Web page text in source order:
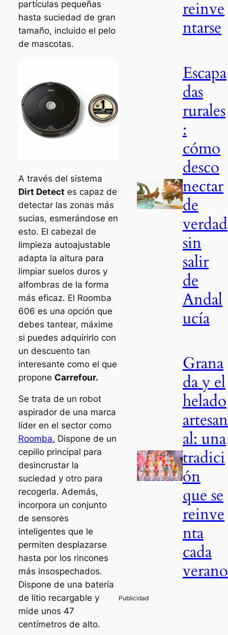
partículas pequeñas
hasta suciedad de gran
tamaño, incluido el pelo
de mascotas.
A través del sistema
Dirt Detect es capaz de
detectar las zonas más
sucias, esmerándose en
esto. El cabezal de
limpieza autoajustable
adapta la altura para
limpiar suelos duros y
alfombras de la forma
más eficaz. El Roomba
606 es una opción que
debes tantear, máxime
si puedes adquirirlo con
un descuento tan
interesante como el que
propone Carrefour.
Se trata de un robot
aspirador de una marca
líder en el sector como
Roomba. Dispone de un
cepillo principal para
desincrustar la
suciedad y otro para
recogerla. Además,
incorpora un conjunto
de sensores
inteligentes que le
permiten desplazarse
hasta por los rincones
más insospechados.
Dispone de una batería
de litio recargable y
mide unos 47
centímetros de alto.
reinve
ntarse
Escapa
das
rurales
:
cómo
desco
nectar
de
verdad
sin
salir
de
Andal
ucía
Grana
da y el
helado
artesan
al: una
tradici
ón
que se
reinve
nta
cada
verano